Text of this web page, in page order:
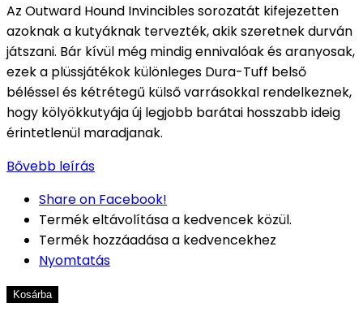
Az Outward Hound Invincibles sorozatát kifejezetten
azoknak a kutyáknak tervezték, akik szeretnek durván
játszani. Bár kívül még mindig ennivalóak és aranyosak,
ezek a plüssjátékok különleges Dura-Tuff belső
béléssel és kétrétegű külső varrásokkal rendelkeznek,
hogy kölyökkutyája új legjobb barátai hosszabb ideig
érintetlenül maradjanak.
Bővebb leírás
Share on Facebook!
Termék eltávolítása a kedvencek közül.
Termék hozzáadása a kedvencekhez
Nyomtatás
Kosárba